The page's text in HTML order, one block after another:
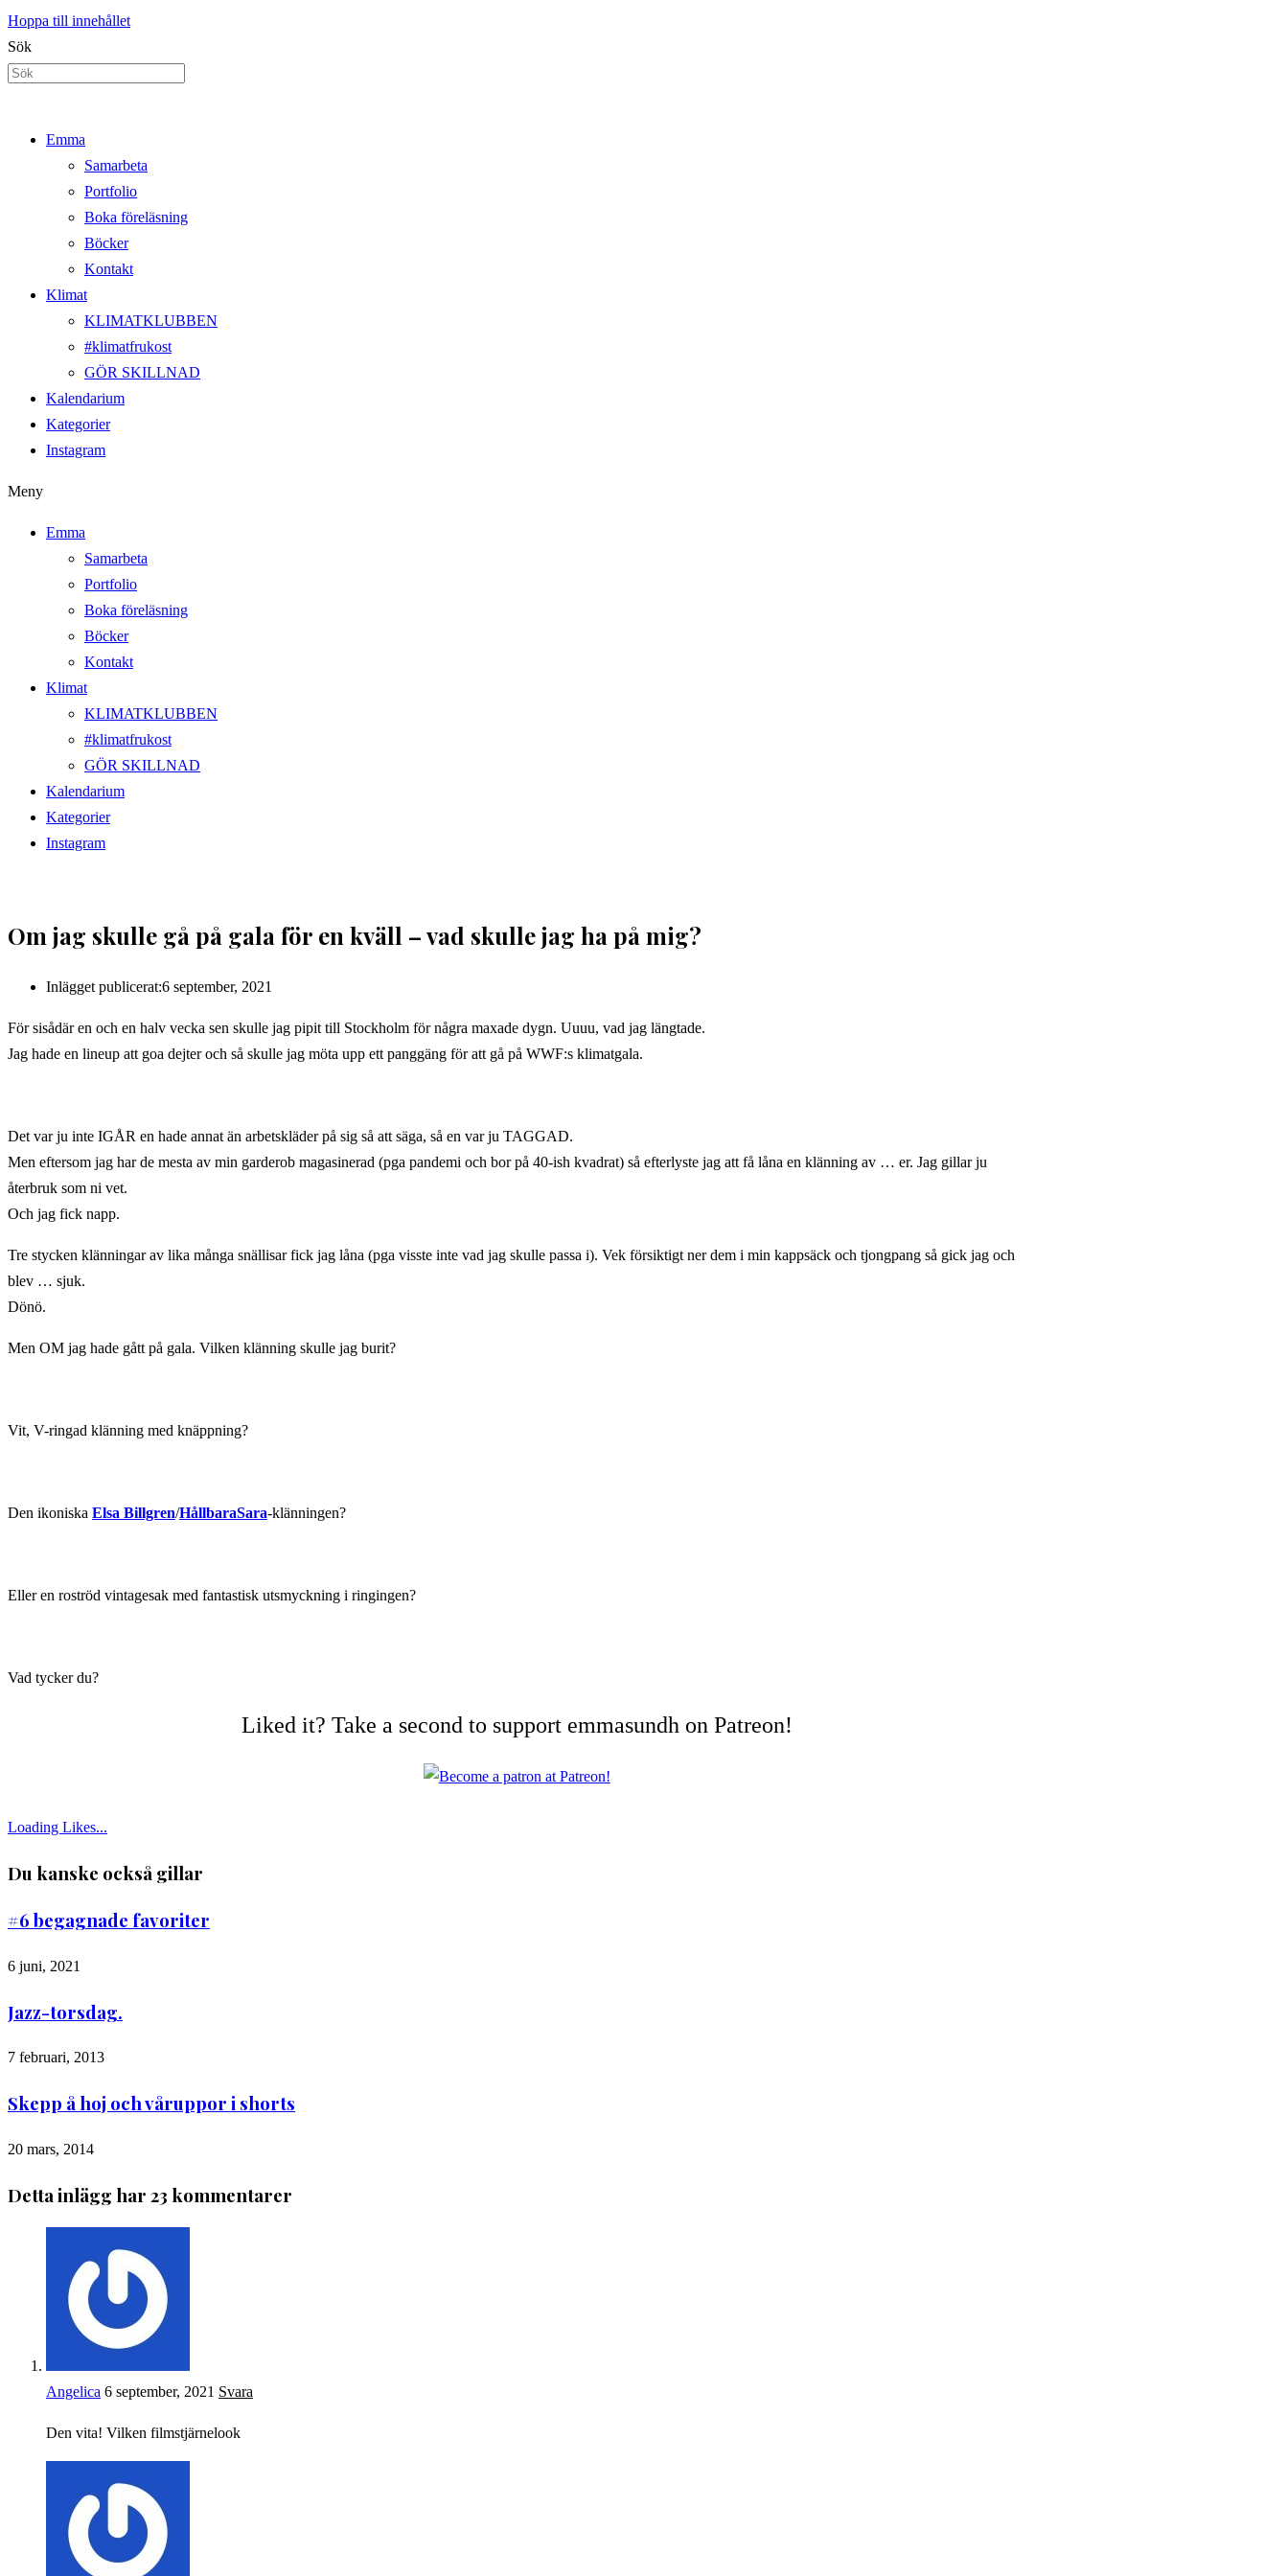
Hoppa till innehållet
Sök
Emma
Samarbeta
Portfolio
Boka föreläsning
Böcker
Kontakt
Klimat
KLIMATKLUBBEN
#klimatfrukost
GÖR SKILLNAD
Kalendarium
Kategorier
Instagram
Meny
Emma
Samarbeta
Portfolio
Boka föreläsning
Böcker
Kontakt
Klimat
KLIMATKLUBBEN
#klimatfrukost
GÖR SKILLNAD
Kalendarium
Kategorier
Instagram
Om jag skulle gå på gala för en kväll – vad skulle jag ha på mig?
Inlägget publicerat:6 september, 2021
För sisådär en och en halv vecka sen skulle jag pipit till Stockholm för några maxade dygn. Uuuu, vad jag längtade.
Jag hade en lineup att goa dejter och så skulle jag möta upp ett panggäng för att gå på WWF:s klimatgala.
Det var ju inte IGÅR en hade annat än arbetskläder på sig så att säga, så en var ju TAGGAD.
Men eftersom jag har de mesta av min garderob magasinerad (pga pandemi och bor på 40-ish kvadrat) så efterlyste jag att få låna en klänning av … er. Jag gillar ju
återbruk som ni vet.
Och jag fick napp.
Tre stycken klänningar av lika många snällisar fick jag låna (pga visste inte vad jag skulle passa i). Vek försiktigt ner dem i min kappsäck och tjongpang så gick jag och
blev … sjuk.
Dönö.
Men OM jag hade gått på gala. Vilken klänning skulle jag burit?
Vit, V-ringad klänning med knäppning?
Den ikoniska Elsa Billgren/HållbaraSara-klänningen?
Eller en roströd vintagesak med fantastisk utsmyckning i ringingen?
Vad tycker du?
Liked it? Take a second to support emmasundh on Patreon!
Loading Likes...
Du kanske också gillar
#6 begagnade favoriter
6 juni, 2021
Jazz-torsdag.
7 februari, 2013
Skepp å hoj och våruppor i shorts
20 mars, 2014
Detta inlägg har 23 kommentarer
Angelica 6 september, 2021 Svara
Den vita! Vilken filmstjärnelook